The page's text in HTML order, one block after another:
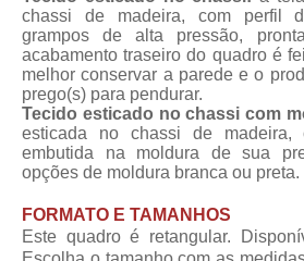
chassi de madeira, com perfil
grampos de alta pressão,
acabamento traseiro do quadro é
melhor conservar a parede e o
prego(s) para pendurar.
Tecido esticado no chassi com
esticada no chassi de madeira,
embutida na moldura de sua
opções de moldura branca ou preta.
FORMATO E TAMANHOS
Este quadro é retangular.